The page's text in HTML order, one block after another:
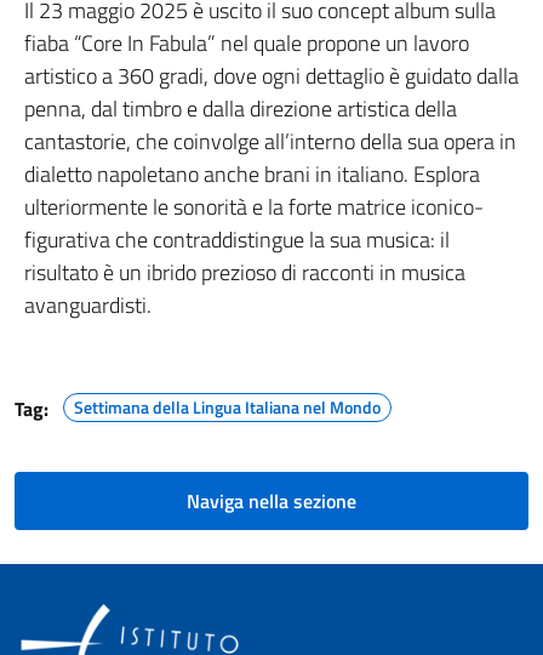
Il 23 maggio 2025 è uscito il suo concept album sulla
fiaba “Core In Fabula” nel quale propone un lavoro
artistico a 360 gradi, dove ogni dettaglio è guidato dalla
penna, dal timbro e dalla direzione artistica della
cantastorie, che coinvolge all’interno della sua opera in
dialetto napoletano anche brani in italiano. Esplora
ulteriormente le sonorità e la forte matrice iconico-
figurativa che contraddistingue la sua musica: il
risultato è un ibrido prezioso di racconti in musica
avanguardisti.
Tag: Settimana della Lingua Italiana nel Mondo
Naviga nella sezione